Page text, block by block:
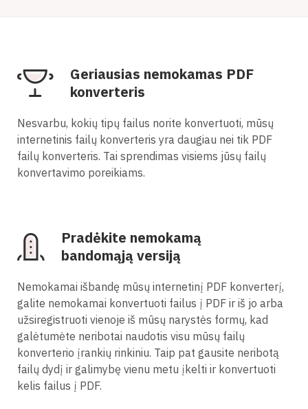
Geriausias nemokamas PDF
konverteris
Nesvarbu, kokių tipų failus norite konvertuoti, mūsų
internetinis failų konverteris yra daugiau nei tik PDF
failų konverteris. Tai sprendimas visiems jūsų failų
konvertavimo poreikiams.
Pradėkite nemokamą
bandomąją versiją
Nemokamai išbandę mūsų internetinį PDF konverterį,
galite nemokamai konvertuoti failus į PDF ir iš jo arba
užsiregistruoti vienoje iš mūsų narystės formų, kad
galėtumėte neribotai naudotis visu mūsų failų
konverterio įrankių rinkiniu. Taip pat gausite neribotą
failų dydį ir galimybę vienu metu įkelti ir konvertuoti
kelis failus į PDF.